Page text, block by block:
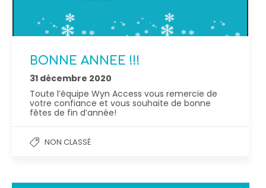
BONNE ANNEE !!!
31 décembre 2020
Toute l’équipe Wyn Access vous remercie de
votre confiance et vous souhaite de bonne
fêtes de fin d’année!
NON CLASSÉ